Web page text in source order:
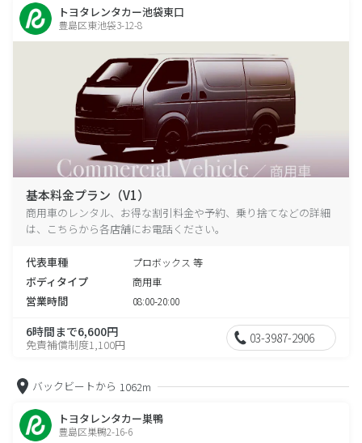
トヨタレンタカー池袋東口
豊島区東池袋3-12-8
基本料金プラン（V1）
商用車のレンタル、お得な割引料金や予約、乗り捨てなどの詳細
は、こちらから各店舗にお電話ください。
代表車種 プロボックス 等
ボディタイプ 商用車
営業時間 08:00-20:00
6時間まで6,600円
免責補償制度1,100円 03-3987-2906
バックビートから 1062m
トヨタレンタカー巣鴨
豊島区巣鴨2-16-6